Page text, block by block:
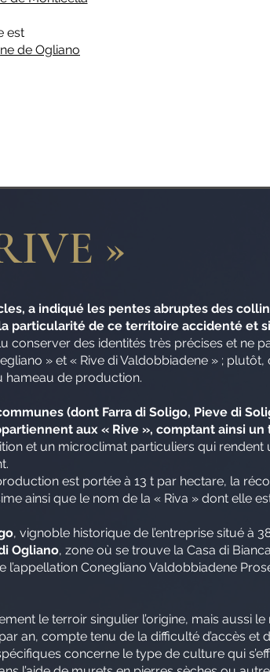
est
de Ogliano
»
a indiqué les pentes abruptes des
particularité de ce territoire accidenté et
conserver des identités très précises et ne
» et « Rive di Valdobbiadene » ; plutôt,
hameau de production.
(dont Farra di Soligo, Pieve di
aux « Rive », comptant ainsi un
et un microclimat particuliers qui rendent
est portée à 13 t par hectare, la
ainsi que le nom de la « Riva » dont elle
, vignoble historique de l’entreprise situé à
Ogliano, zone où se trouve la Casa di
l’appellation Conegliano Valdobbiadene
le terroir singulier l’origine, mais aussi
an, compte tenu de la difficulté d’accès et
concerne le type de culture qui